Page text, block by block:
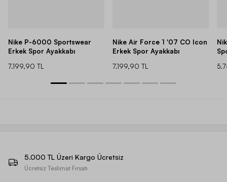
Nike P-6000 Sportswear
Erkek Spor Ayakkabı
7.199,90 TL
Nike Air Force 1 '07 CO Icon
Erkek Spor Ayakkabı
7.199,90 TL
5.000 TL Üzeri Kargo Ücretsiz
Ücretsiz Teslimat Fırsatı